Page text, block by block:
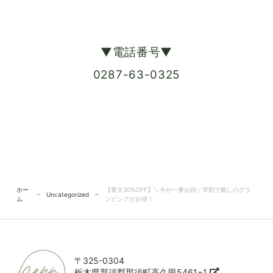
▼電話番号▼
0287-63-0325
ホー
ム
Uncategorized
【最大30%OFF】＼今が一番お得／早割で癒しのグラ
ンピングがお得！
〒325-0304